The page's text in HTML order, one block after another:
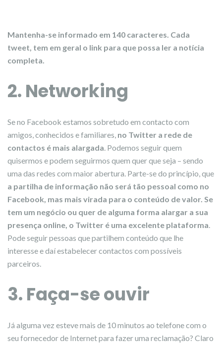
Mantenha-se informado em 140 caracteres. Cada
tweet, tem em geral o link para que possa ler a notícia
completa.
2. Networking
Se no Facebook estamos sobretudo em contacto com
amigos, conhecidos e familiares, no Twitter a rede de
contactos é mais alargada. Podemos seguir quem
quisermos e podem seguirmos quem quer que seja – sendo
uma das redes com maior abertura. Parte-se do princípio, que
a partilha de informação não será tão pessoal como no
Facebook, mas mais virada para o conteúdo de valor. Se
tem um negócio ou quer de alguma forma alargar a sua
presença online, o Twitter é uma excelente plataforma.
Pode seguir pessoas que partilhem conteúdo que lhe
interesse e daí estabelecer contactos com possíveis
parceiros.
3. Faça-se ouvir
Já alguma vez esteve mais de 10 minutos ao telefone com o
seu fornecedor de Internet para fazer uma reclamação? Claro